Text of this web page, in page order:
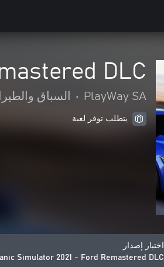
DLC
PlayWay SA
• السباق
يتطلب توفر لعبة
اختيار إصدار
Simulator 2021 - Ford Remastered DLC